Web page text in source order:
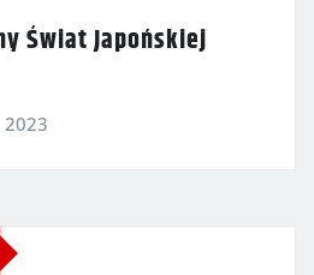
Świat Japońskiej
2023